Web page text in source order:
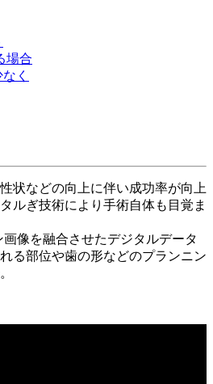
場合
く
状などの向上に伴い成功率が向上
ルぎ技術により手術自体も目覚ま
像を融合させたデジタルデータ
る部位や歯の形などのプランニン